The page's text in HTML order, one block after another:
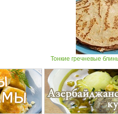
Тонкие гречневые